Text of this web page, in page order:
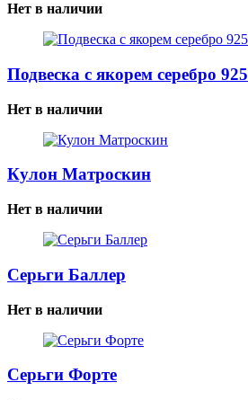
Нет в наличии
Подвеска с якорем серебро 925
Нет в наличии
Кулон Матроскин
Нет в наличии
Серьги Баллер
Нет в наличии
Серьги Форте